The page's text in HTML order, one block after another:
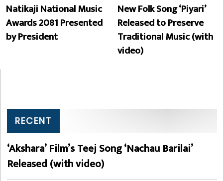
Natikaji National Music
Awards 2081 Presented
by President
New Folk Song ‘Piyari’
Released to Preserve
Traditional Music (with
video)
RECENT
‘Akshara’ Film’s Teej Song ‘Nachau Barilai’
Released (with video)